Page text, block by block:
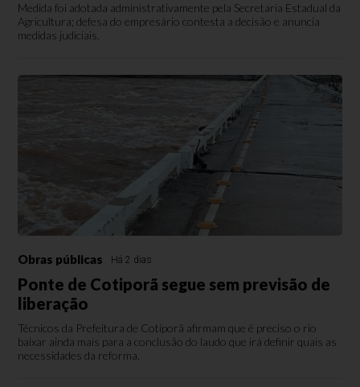
Medida foi adotada administrativamente pela Secretaria Estadual da
Agricultura; defesa do empresário contesta a decisão e anuncia
medidas judiciais.
Obras públicas Há 2 dias
Ponte de Cotiporã segue sem previsão de
liberação
Técnicos da Prefeitura de Cotiporã afirmam que é preciso o rio
baixar ainda mais para a conclusão do laudo que irá definir quais as
necessidades da reforma.